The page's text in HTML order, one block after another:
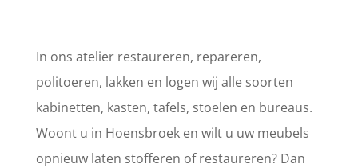
In ons atelier restaureren, repareren,
politoeren, lakken en logen wij alle soorten
kabinetten, kasten, tafels, stoelen en bureaus.
Woont u in Hoensbroek en wilt u uw meubels
opnieuw laten stofferen of restaureren? Dan